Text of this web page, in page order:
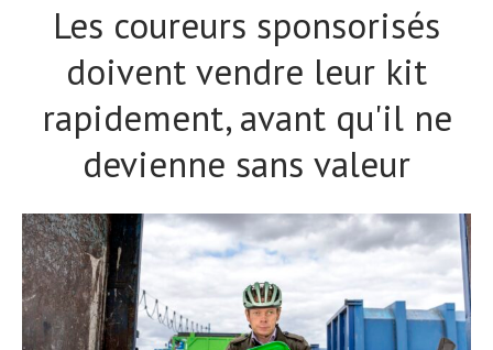
Les coureurs sponsorisés
doivent vendre leur kit
rapidement, avant qu'il ne
devienne sans valeur